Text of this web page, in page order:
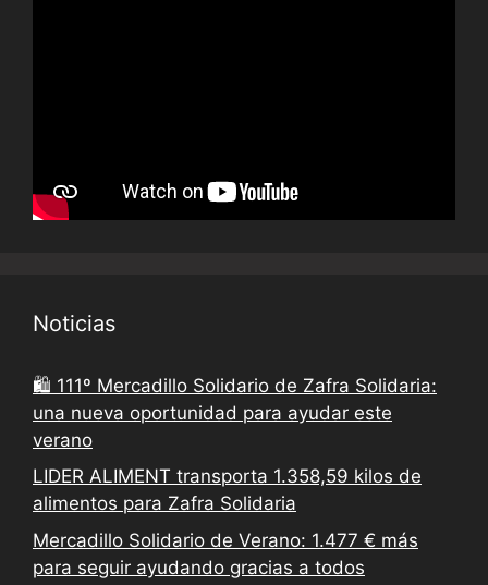
Noticias
🛍️ 111º Mercadillo Solidario de Zafra Solidaria:
una nueva oportunidad para ayudar este
verano
LIDER ALIMENT transporta 1.358,59 kilos de
alimentos para Zafra Solidaria
Mercadillo Solidario de Verano: 1.477 € más
para seguir ayudando gracias a todos